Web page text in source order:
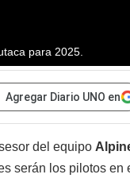
para 2025.
Agregar Diario UNO en
del equipo
serán los pilotos en